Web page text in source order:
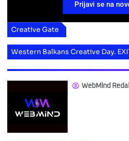
Prijavi se na
Creative Gate
Western Balkans Creative Day.
WebMind